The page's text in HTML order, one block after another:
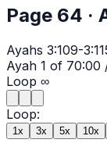
Page 64 ·
Ayahs 3:109-
Ayah 1 of 70:00
Loop ∞
Loop:
1x 3x 5x 10x